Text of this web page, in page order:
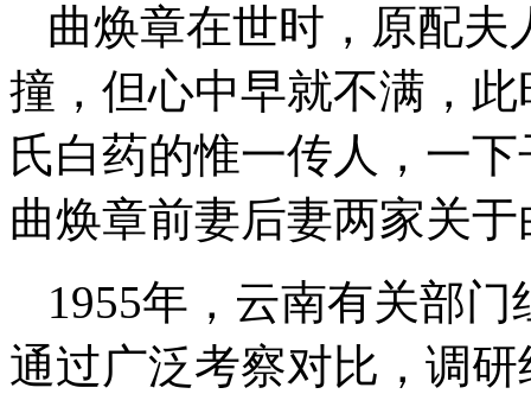
曲焕章在世时，原配
撞，但心中早就不满，
氏白药的惟一传人，一
曲焕章前妻后妻两家关
1955年，云南有关部
通过广泛考察对比，调